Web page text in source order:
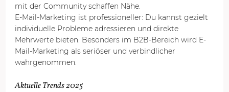
mit der Community schaffen Nähe.
E-Mail-Marketing ist professioneller: Du kannst gezielt
individuelle Probleme adressieren und direkte
Mehrwerte bieten. Besonders im B2B-Bereich wird E-
Mail-Marketing als seriöser und verbindlicher
wahrgenommen.
Aktuelle Trends 2025